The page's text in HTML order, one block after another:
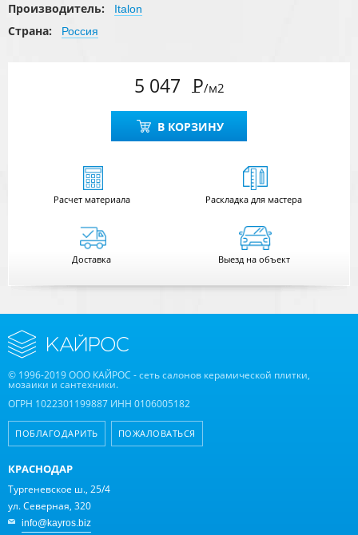
Производитель: Italon
Страна: Россия
5 047 Р/м2
В КОРЗИНУ
Расчетматериала Раскладка для мастера
Доставка Выезд на объект
© 1996-2019 ООО КАЙРОС - сеть салонов керамической плитки,
мозаики и сантехники.
ОГРН 1022301199887 ИНН 0106005182
ПОБЛАГОДАРИТЬ ПОЖАЛОВАТЬСЯ
КРАСНОДАР
Тургеневское ш., 25/4
ул. Северная, 320
info@kayros.biz